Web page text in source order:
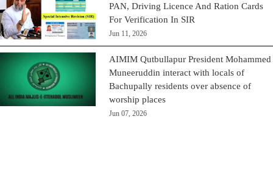
PAN, Driving Licence And Ration Cards
For Verification In SIR
Jun 11, 2026
AIMIM Qutbullapur President Mohammed
Muneeruddin interact with locals of
Bachupally residents over absence of
worship places
Jun 07, 2026